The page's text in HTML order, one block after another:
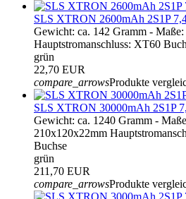
SLS XTRON 2600mAh 2S1P
Gewicht: ca. 142 Gramm -
Hauptstromanschluss: XT60
grün
22,70 EUR
compare_arrowsProdukte
SLS XTRON 30000mAh 2S1P
Gewicht: ca. 1240 Gramm -
210x120x22mm
Buchse
grün
211,70 EUR
compare_arrowsProdukte